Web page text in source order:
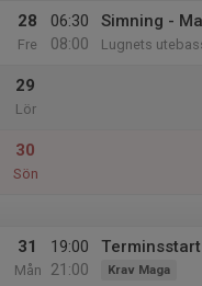
28
Fre
06:30
08:00
Simning -
Lugnets
29
Lör
30
Sön
31
Mån
19:00
21:00
Krav Maga